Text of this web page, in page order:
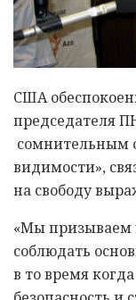
США
председателя
сомнительным
видимости»,
на свободу
«Мы призываем
соблюдать
в то время